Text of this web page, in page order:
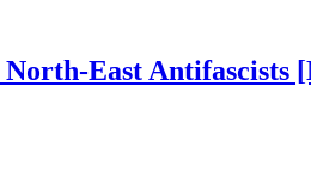
East Antifascists